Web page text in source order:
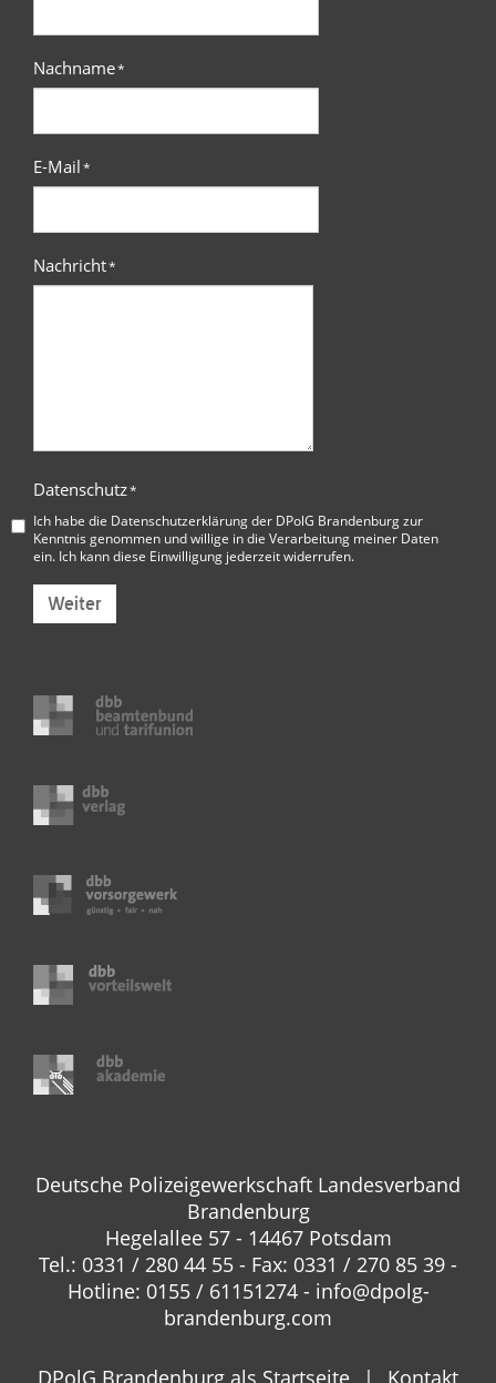
Nachname*
E-Mail*
Nachricht*
Datenschutz*
Ich habe die Datenschutzerklärung der DPolG Brandenburgzur
Kenntnis genommen und willige in die Verarbeitung meiner Daten
ein. Ich kann diese Einwilligung jederzeit widerrufen.
Weiter
Deutsche Polizeigewerkschaft Landesverband
Brandenburg
Hegelallee 57 - 14467 Potsdam
Tel.: 0331 / 280 44 55 - Fax: 0331 / 270 85 39 -
Hotline: 0155 / 61151274 - info@dpolg-
brandenburg.com
DPolG Brandenburg als Startseite Kontakt